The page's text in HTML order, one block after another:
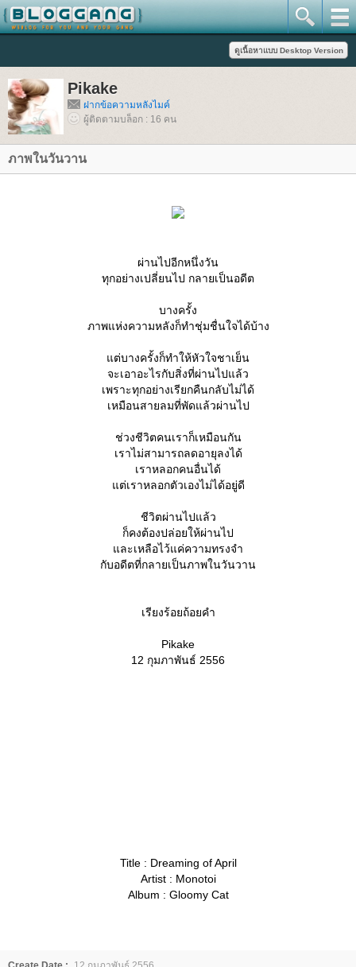
Pikake
ฝากข้อความหลังไมค์
ผู้ติดตามบล็อก : 16 คน
ภาพในวันวาน
ผ่านไปอีกหนึ่งวัน
ทุกอย่างเปลี่ยนไป กลายเป็นอดีต
บางครั้ง
ภาพแห่งความหลังก็ทำชุ่มชื่นใจได้บ้าง
ต่บางครั้งก็ทำให้หัวใจชาเย็น
จะเอาอะไรกับสิ่งที่ผ่านไปแล้ว
เพราะทุกอย่างเรียกคืนกลับไม่ได้
เหมือนสายลมที่พัดแล้วผ่านไป
ช่วงชีวิตคนเราก็เหมือนกัน
เราไม่สามารถลดอายุลงได้
เราหลอกคนอื่นได้
ต่เราหลอกตัวเองไม่ได้อยู่ดี
ชีวิตผ่านไปแล้ว
ก็คงต้องปล่อยให้ผ่านไป
ละเหลือไว้แค่ความทรงจำ
กับอดีตที่กลายเป็นภาพในวันวาน
เรียงร้อยถ้อยคำ
Pikake
12 กุมภาพันธ์ 2556
Title : Dreaming of April
Artist : Monotoi
Album : Gloomy Cat